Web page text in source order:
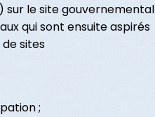
sur le site gouvernemental
qui sont ensuite aspirés
sites
;